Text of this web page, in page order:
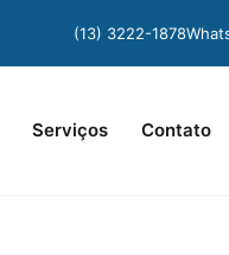
(13) 3222-1878
Serviços Contato